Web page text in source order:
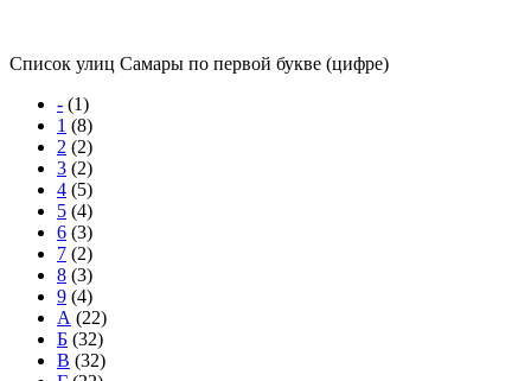
Список улиц Самары по первой букве (цифре)
- (1)
1 (8)
2 (2)
3 (2)
4 (5)
5 (4)
6 (3)
7 (2)
8 (3)
9 (4)
А (22)
Б (32)
В (32)